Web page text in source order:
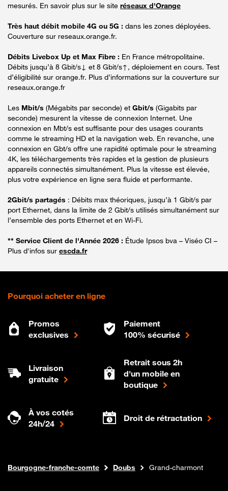
mesurés. En savoir plus sur le site réseaux d'Orange
Très haut débit mobile 4G ou 5G : dans les zones déployées.
Couverture sur reseaux.orange.fr.
Débits Livebox Up et Max Fibre : En France métropolitaine.
Débits jusqu’à 8 Gbit/s↓ et 8 Gbit/s↑, déploiement en cours. Test
d’éligibilité sur orange.fr. Plus d’informations sur la couverture sur
reseaux.orange.fr
Les Mbit/s (Mégabits par seconde) et Gbit/s (Gigabits par
seconde) mesurent la vitesse de connexion Internet. Une
connexion en Mbt/s est suffisante pour des usages courants
comme le streaming HD et la navigation web. En revanche, une
connexion en Gbt/s offre une rapidité optimale pour le streaming
4K, les téléchargements très rapides et la gestion de plusieurs
appareils connectés simultanément. Plus la vitesse est élevée,
plus votre expérience en ligne sera fluide et performante.
2Gbit/s partagés : Débits max théoriques, jusqu’à 1 Gbit/s par
port Ethernet, dans la limite de 2 Gbit/s utilisés simultanément sur
l’ensemble des ports Ethernet et en Wi-Fi.
** Service Client de l'Année 2026 : Étude Ipsos bva – Viséo CI –
Plus d'infos sur escda.fr
Pourquoi acheter en ligne
Promos
exclusives
Paiement
100% sécurisé
Livraison
gratuite
Retrait sous 2h
d'un mobile en
boutique
À vos cotés
24h/24
Droit de rétractation
Boutique Orange
Internet fibre
Bourgogne-franche-comte Doubs Grand-charmont